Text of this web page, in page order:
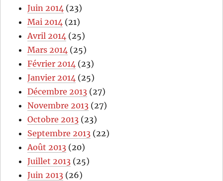
Juin 2014 (23)
Mai 2014 (21)
Avril 2014 (25)
Mars 2014 (25)
Février 2014 (23)
Janvier 2014 (25)
Décembre 2013 (27)
Novembre 2013 (27)
Octobre 2013 (23)
Septembre 2013 (22)
Août 2013 (20)
Juillet 2013 (25)
Juin 2013 (26)